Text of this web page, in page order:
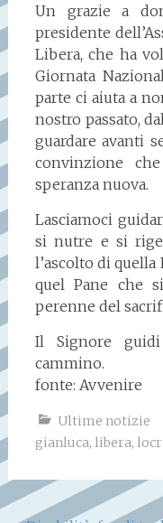
Un grazie a
presidente
Libera, che ha
Giornata
parte ci aiuta a
nostro passato,
guardare avanti
convinzione
speranza nuova.
Lasciamoci
si nutre e si
l’ascolto di
quel Pane che
perenne del
Il Signore
cammino.
fonte: Avvenire
Ultime notizie
gianluca, libera,